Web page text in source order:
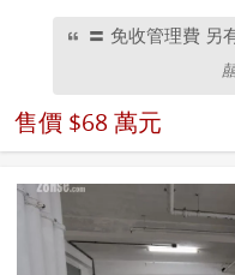
〓 免收管理費 另
售價 $68 萬元